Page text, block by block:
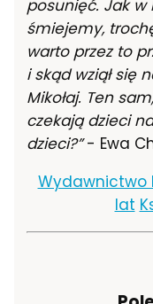
posunięć. Jak
śmiejemy,
warto przez to
i skąd wziął się
Mikołaj. Ten
czekają dzieci
dzieci?”- Ewa
Wydawnictwo
lat